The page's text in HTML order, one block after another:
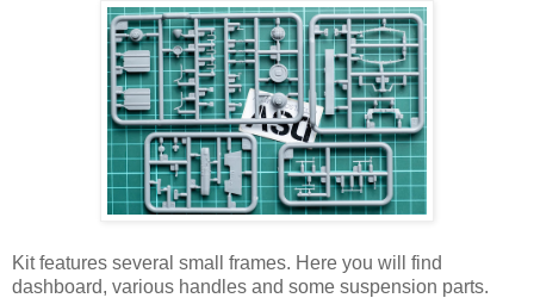
Kit features several small frames. Here you will find
dashboard, various handles and some suspension parts.